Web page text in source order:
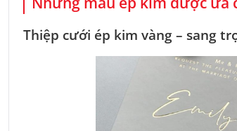
Thiệp cưới ép kim vàng – sang